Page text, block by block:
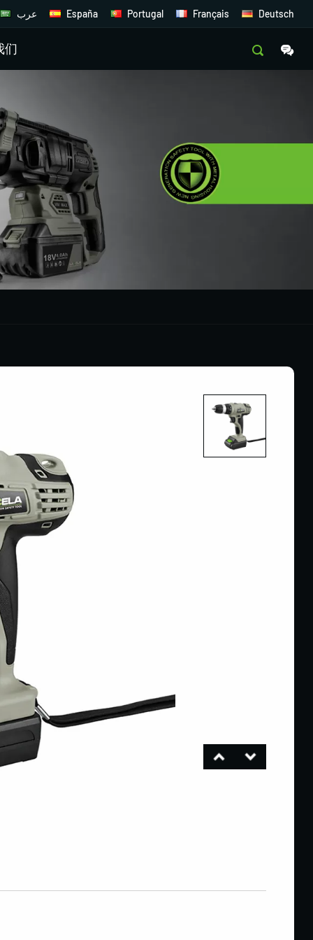
عرب España Portugal Français Deutsch
们